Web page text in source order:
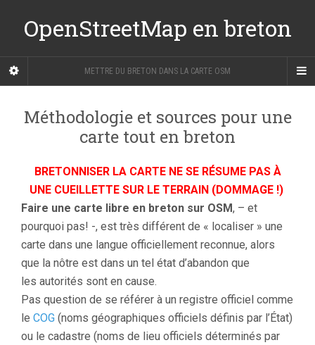
OpenStreetMap en breton
METTRE DU BRETON DANS LA CARTE OSM
Méthodologie et sources pour une
carte tout en breton
BRETONNISER LA CARTE NE SE RÉSUME PAS À
UNE CUEILLETTE SUR LE TERRAIN (DOMMAGE !)
Faire une carte libre en breton sur OSM, – et
pourquoi pas! -, est très différent de « localiser » une
carte dans une langue officiellement reconnue, alors
que la nôtre est dans un tel état d’abandon que
les autorités sont en cause.
Pas question de se référer à un registre officiel comme
le COG (noms géographiques officiels définis par l’État)
ou le cadastre (noms de lieu officiels déterminés par